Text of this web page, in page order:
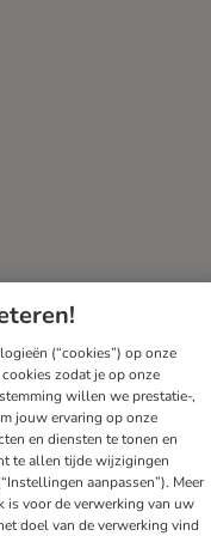
Method
Opt-out
Betalingmethodes
App
(“cookies”) op onze
zodat je op onze
willen we prestatie-,
jouw ervaring op onze
en diensten te tonen en
te allen tijde wijzigingen
aanpassen”). Meer
is voor de verwerking van uw
doel van de verwerking vind